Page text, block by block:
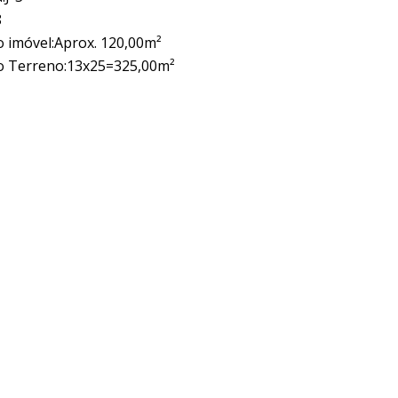
imóvel:Aprox. 120,00m²
Terreno:13x25=325,00m²